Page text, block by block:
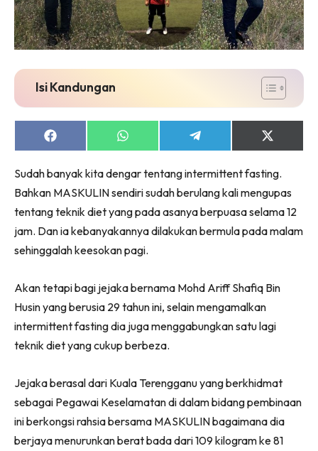
Isi Kandungan
Share
on
Share
on
Share
on
Share
on
(Twitter)
Sudah banyak kita dengar tentang intermittent fasting.
Bahkan MASKULIN sendiri sudah berulang kali mengupas
tentang teknik diet yang pada asanya berpuasa selama 12
jam. Dan ia kebanyakannya dilakukan bermula pada malam
sehinggalah keesokan pagi.
Akan tetapi bagi jejaka bernama Mohd Ariff Shafiq Bin
Husin yang berusia 29 tahun ini, selain mengamalkan
intermittent fasting dia juga menggabungkan satu lagi
teknik diet yang cukup berbeza.
Jejaka berasal dari Kuala Terengganu yang berkhidmat
sebagai Pegawai Keselamatan di dalam bidang pembinaan
ini berkongsi rahsia bersama MASKULIN bagaimana dia
berjaya menurunkan berat bada dari 109 kilogram ke 81